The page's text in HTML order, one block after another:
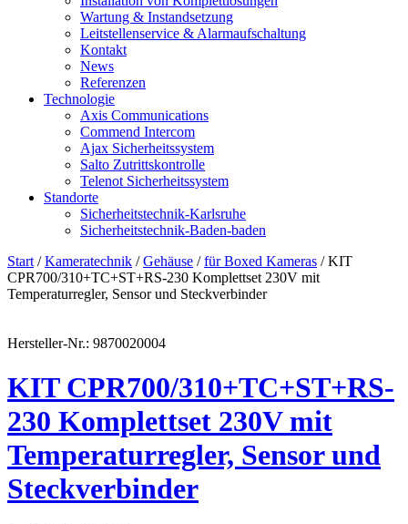
Wartung & Instandsetzung
Leitstellenservice & Alarmaufschaltung
Kontakt
News
Referenzen
Technologie
Axis Communications
Commend Intercom
Ajax Sicherheitssystem​
Salto Zutrittskontrolle
Telenot Sicherheitssystem
Standorte
Sicherheitstechnik-Karlsruhe
Sicherheitstechnik-Baden-baden
Start /Kameratechnik /Gehäuse /für Boxed Kameras / KIT
CPR700/310+TC+ST+RS-230 Komplettset 230V mit
Temperaturregler, Sensor und Steckverbinder
Hersteller-Nr.: 9870020004
KIT CPR700/310+TC+ST+RS-
230 Komplettset 230V mit
Temperaturregler, Sensor und
Steckverbinder